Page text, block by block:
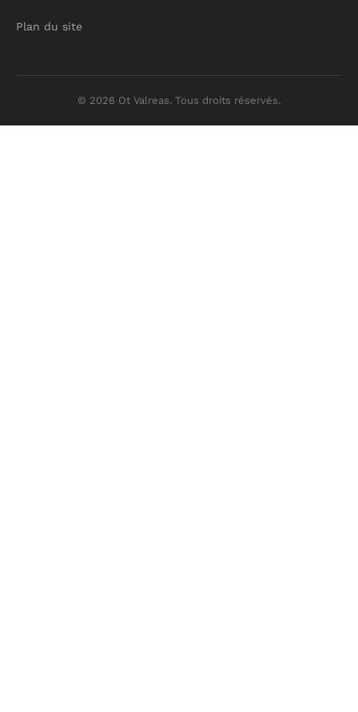
Plan du site
© 2026 Ot Valreas. Tous droits réservés.